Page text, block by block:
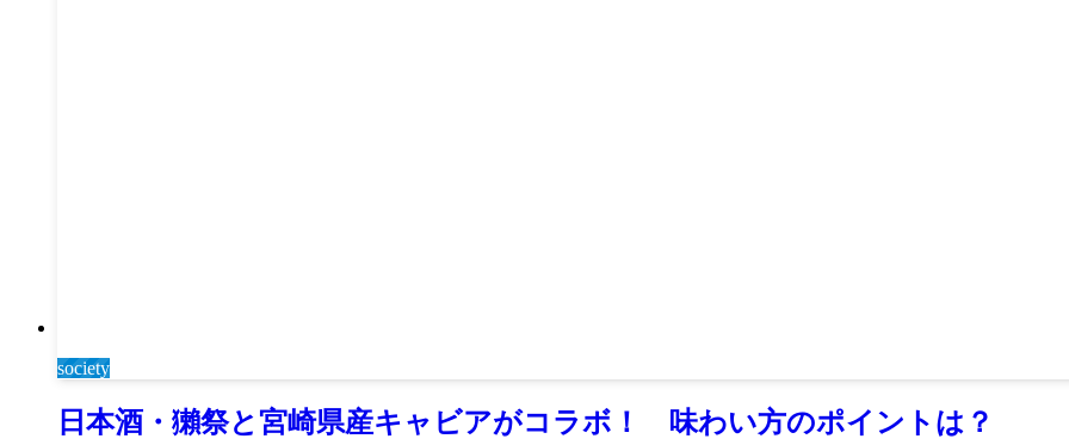
society
日本酒・獺祭と宮崎県産キャビアがコラボ！ 味わい方のポイントは？